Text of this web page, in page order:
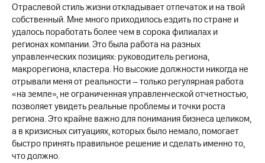
Регистратор
Реквизиты
Контакты
развитие
деловая этика
На главную
Отраслевой стиль жизни откладывает отпечаток и на твой
собственный. Мне много приходилось ездить по стране и
удалось поработать более чем в сорока филиалах и
регионах компании. Это была работа на разных
управленческих позициях: руководитель региона,
макрорегиона, кластера. Но высокие должности никогда не
отрывали меня от реальности – только регулярная работа
«на земле», не ограниченная управленческой отчетностью,
позволяет увидеть реальные проблемы и точки роста
региона. Это крайне важно для понимания бизнеса целиком,
а в кризисных ситуациях, которых было немало, помогает
быстро принять правильное решение и сделать именно то,
что должно.